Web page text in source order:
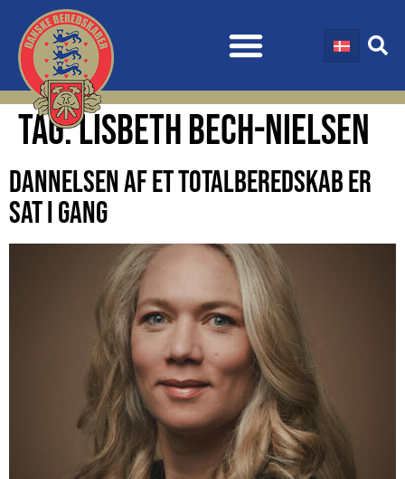
TAG:LISBETH BECH-NIELSEN
DANNELSEN AF ET TOTALBEREDSKAB ER
SAT I GANG